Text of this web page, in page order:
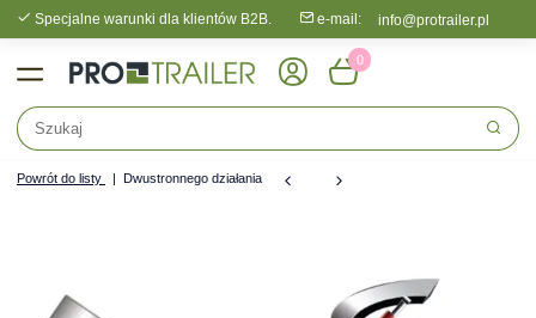
Specjalne warunki dla klientów B2B. e-mail: info@protrailer.pl
0
Powrót do listy Dwustronnego działania